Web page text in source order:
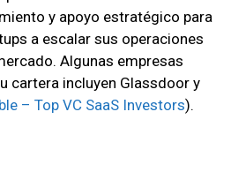
y apoyo estratégico para
a escalar sus operaciones
Algunas empresas
cartera incluyen Glassdoor y
– Top VC SaaS Investors).